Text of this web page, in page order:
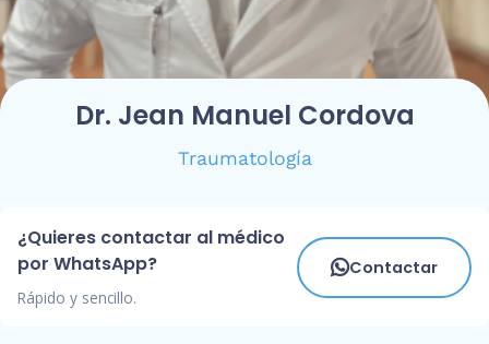
Dr. Jean Manuel Cordova
Traumatología
¿Quieres contactar al médico
por WhatsApp?
Rápido y sencillo.
Contactar